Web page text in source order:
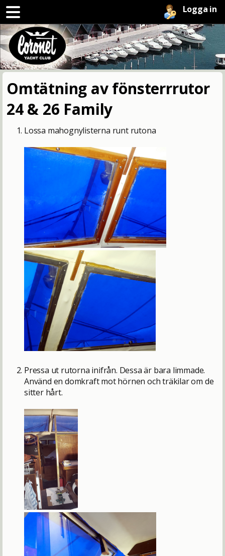
Logga in
Omtätning av fönsterrrutor
24 & 26 Family
Lossa mahognylisterna runt rutona
Pressa ut rutorna inifrån. Dessa är bara limmade.
Använd en domkraft mot hörnen och träkilar om de
sitter hårt.